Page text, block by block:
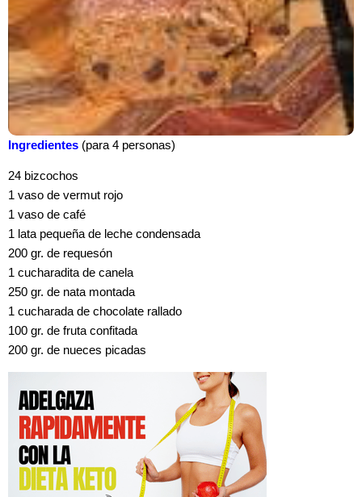
Ingredientes (para 4 personas)
24 bizcochos
1 vaso de vermut rojo
1 vaso de café
1 lata pequeña de leche condensada
200 gr. de requesón
1 cucharadita de canela
250 gr. de nata montada
1 cucharada de chocolate rallado
100 gr. de fruta confitada
200 gr. de nueces picadas